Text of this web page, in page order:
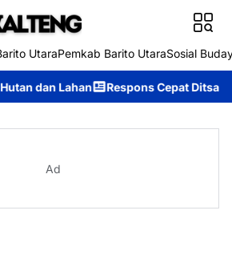
UtaraPemkab Barito UtaraSosial
Respons Cepat Ditsamapta Polda
Ad